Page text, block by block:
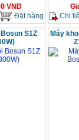
VND
Đặt hàng
Chi
S1Z
Máy